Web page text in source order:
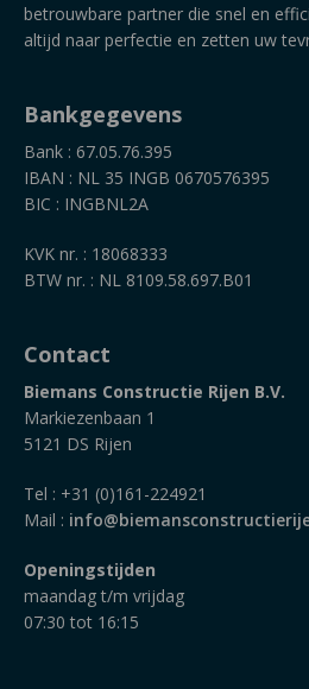
betrouwbare partner die snel en
altijd naar perfectie en zetten uw
Bankgegevens
Bank : 67.05.76.395
IBAN : NL 35 INGB 0670576395
BIC : INGBNL2A
KVK nr. : 18068333
BTW nr. : NL 8109.58.697.B01
Contact
Biemans Constructie Rijen B.V.
Markiezenbaan 1
5121 DS Rijen
Tel : +31 (0)161-224921
Mail :
Openingstijden
maandag t/m vrijdag
07:30 tot 16:15